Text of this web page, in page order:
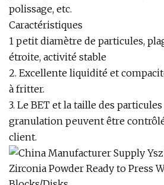
polissage, etc.
Caractéristiques
1 petit diamètre de particules,
étroite, activité stable
2. Excellente liquidité et
à fritter.
3. Le BET et la taille des
granulation peuvent être
client.